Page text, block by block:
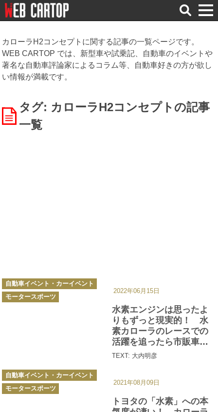
検
索
カローラH2コンセプトに関する記事の一覧ページです。
WEB CARTOP では、新型車や試乗記、自動車のイベントや
著名な自動車評論家によるコラム等、自動車好きの方が欲し
い情報が満載です。
タグ: カローラH2コンセプト の記事
一覧
水素エンジンは思ったよ
りもずっと現実的！ 水
素カローラのレースでの
活躍を追ったら市販車へ
の採用の可能性が見えた
TEXT: 大内明彦
カ
テ
ゴ
リ
ー
自動車イベント・カーイベント
モータースポーツ
2022年06月15日
トヨタの「水素」への本
カ
テ
ゴ
リ
ー
自動車イベント・カーイベント
モータースポーツ
2021年08月09日